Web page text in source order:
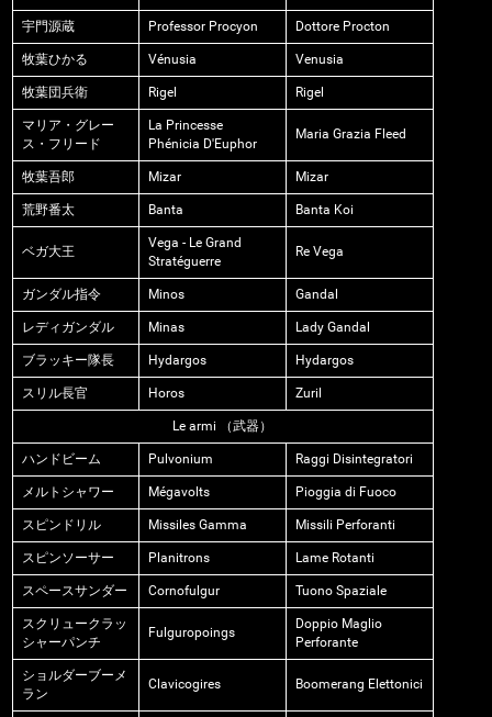
宇門源蔵 Professor Procyon Dottore Procton
牧葉ひかる Vénusia Venusia
牧葉団兵衛 Rigel Rigel
マリア・グレー
ス・フリード
La Princesse
Phénicia D'Euphor
Maria Grazia Fleed
牧葉吾郎 Mizar Mizar
荒野番太 Banta Banta Koi
ベガ大王
Vega - Le Grand
Stratéguerre
Re Vega
ガンダル指令 Minos Gandal
レディガンダル Minas Lady Gandal
ブラッキー隊長 Hydargos Hydargos
スリル長官 Horos Zuril
Le armi （武器）
ハンドビーム Pulvonium Raggi Disintegratori
メルトシャワー Mégavolts Pioggia di Fuoco
スピンドリル Missiles Gamma Missili Perforanti
スピンソーサー Planitrons Lame Rotanti
スペースサンダー Cornofulgur Tuono Spaziale
スクリュークラッ
シャーパンチ
Fulguropoings
Doppio Maglio
Perforante
ショルダーブーメ
ラン
Clavicogires Boomerang Elettonici